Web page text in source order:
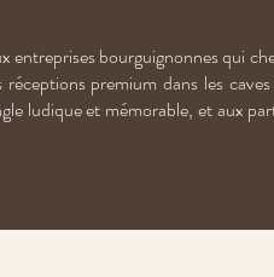
entreprises bourguignonnes qui
réceptions premium dans les
ludique et mémorable, et aux